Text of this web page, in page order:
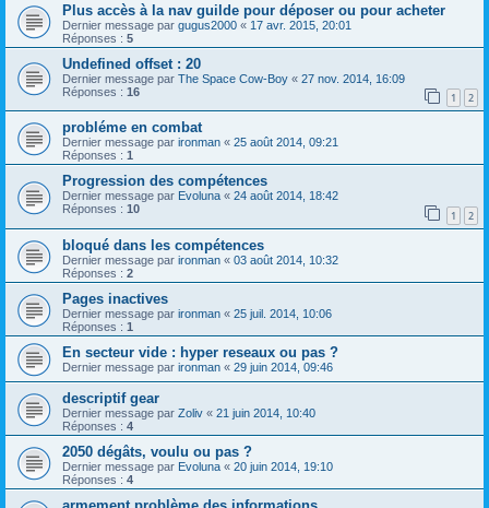
Plus accès à la nav guilde pour déposer ou pour acheter
Dernier message par gugus2000 « 17 avr. 2015, 20:01
Réponses : 5
Undefined offset : 20
Dernier message par The Space Cow-Boy « 27 nov. 2014, 16:09
Réponses : 16 1 2
probléme en combat
Dernier message par ironman « 25 août 2014, 09:21
Réponses : 1
Progression des compétences
Dernier message par Evoluna « 24 août 2014, 18:42
Réponses : 10 1 2
bloqué dans les compétences
Dernier message par ironman « 03 août 2014, 10:32
Réponses : 2
Pages inactives
Dernier message par ironman « 25 juil. 2014, 10:06
Réponses : 1
En secteur vide : hyper reseaux ou pas ?
Dernier message par ironman « 29 juin 2014, 09:46
descriptif gear
Dernier message par Zoliv « 21 juin 2014, 10:40
Réponses : 4
2050 dégâts, voulu ou pas ?
Dernier message par Evoluna « 20 juin 2014, 19:10
Réponses : 4